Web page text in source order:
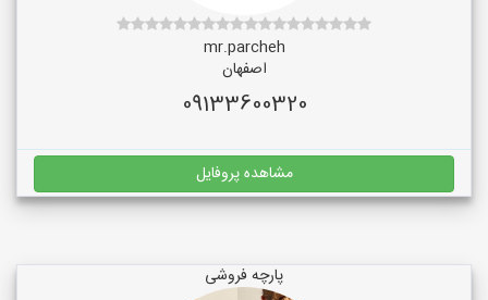
mr.parcheh
اصفهان
09133600320
مشاهده پروفایل
پارچه فروشی